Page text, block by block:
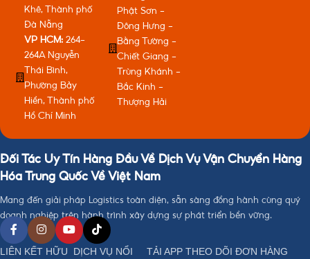
Khê, Thành phố
Đà Nẵng
VP HCM: 264-
264A Nguyễn
Thái Bình,
Phường Bảy
Hiền, Thành phố
Hồ Chí Minh
Phật Sơn -
Đông Hưng -
Bằng Tường -
Chiết Giang -
Trùng Khánh -
Bắc Kinh -
Thượng Hải
Đối Tác Uy Tín Hàng Đầu Về Dịch Vụ Vận Chuyển Hàng
Hóa Trung Quốc Về Việt Nam
Mang đến giải pháp Logistics toàn diện, sẵn sàng đồng hành cùng quý
doanh nghiệp trên hành trình xây dựng sự phát triển bền vững.
LIÊN KẾT HỮU DỊCH VỤ NỔI TẢI APP THEO DÕI ĐƠN HÀNG